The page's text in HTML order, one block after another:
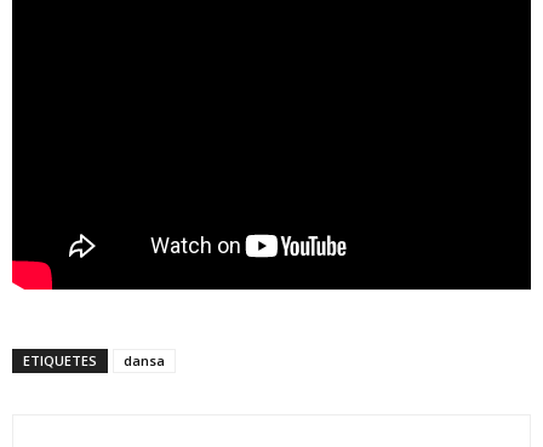
ETIQUETES dansa